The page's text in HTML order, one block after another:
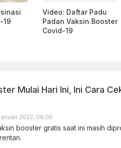
19
Video: Daftar Padu
Padan Vaksin Booster
Covid-19
Mulai Hari Ini, Ini Cara
2022, 08.05
booster gratis saat ini masih